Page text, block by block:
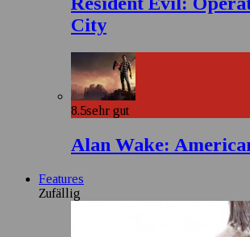
City
8.5sehr gut
Alan Wake:
Features
Zufällig